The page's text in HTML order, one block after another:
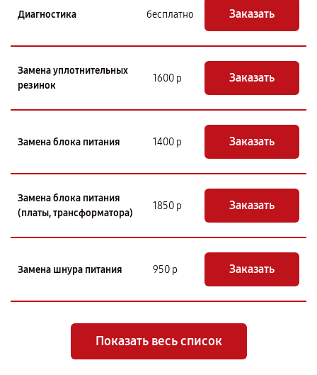
Диагностика бесплатно Заказать
Замена уплотнительных
резинок
1600 р Заказать
Замена блока питания 1400 р Заказать
Замена блока питания
(платы, трансформатора)
1850 р Заказать
Замена шнура питания 950 р Заказать
Показать весь список